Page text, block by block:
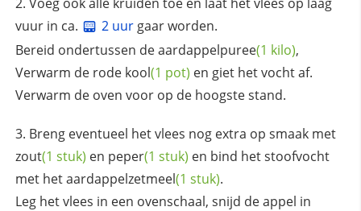
vuur in ca.
2 uurgaar worden.
Bereid ondertussen deaardappelpuree(1 kilo),
Verwarm de rode kool(1 pot) en giet het vocht af.
Verwarm de oven voor op de hoogste stand.
Breng eventueel het vlees nog extra op smaak met
zout(1 stuk) en peper(1 stuk) en bind het stoofvocht
met hetaardappelzetmeel(1 stuk).
Leg het vlees in een ovenschaal, snijd de appel in